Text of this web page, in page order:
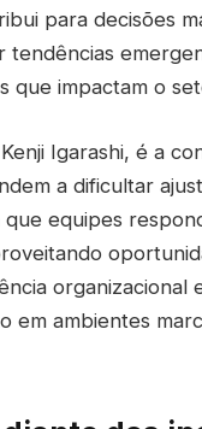
para decisões
que impactam o
Igarashi, é a
a dificultar
equipes
organizacional
em ambientes